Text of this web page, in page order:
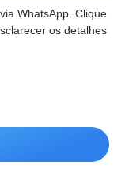
WhatsApp. Clique
os detalhes